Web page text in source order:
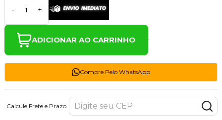
- +
ADICIONAR AO CARRINHO
Compre Pelo WhatsApp
Calcule Frete e Prazo